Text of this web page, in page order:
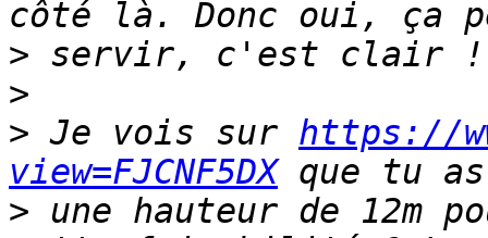
>
>
> Je vois sur https://
view=FJCNF5DX
> une hauteur de 12m